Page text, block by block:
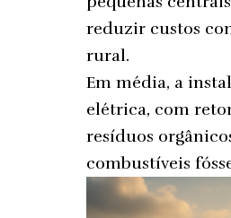
reduzir custos
rural.
Em média, a
elétrica, com
resíduos
combustíveis